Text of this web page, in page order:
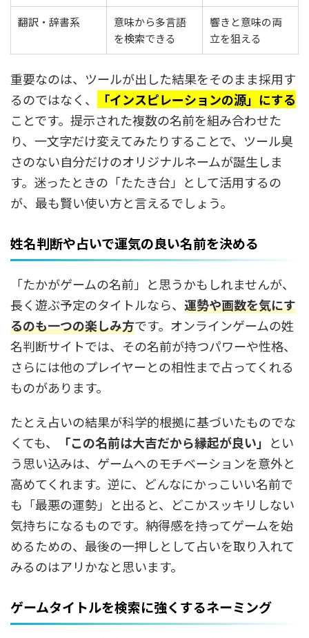
翻訳・辞書系
意味から多言語
を検索できる
響きと意味の両
立を狙える
重要なのは、ツールが出した結果をそのまま採用す
るのではなく、
「インスピレーションの源」にする
ことです。提示された複数の名前を組み合わせた
り、一文字だけ変えてみたりすることで、ツール臭
さのない自分だけのオリジナルネームが誕生しま
す。迷ったときの「たたき台」として活用するの
が、最も賢い使い方と言えるでしょう。
姓名判断や占いで運気の良い名前を決める
「たかがゲームの名前」と思うかもしれませんが、
長く遊ぶ予定のタイトルなら、 運勢や画数を気にす
るのも一つの楽しみ方です。オンラインゲームの姓
名判断サイトでは、その名前が持つパワーや性格、
さらには他のプレイヤーとの相性まで占ってくれる
ものがあります。
たとえ占いの結果が科学的根拠に基づいたものでな
くても、
「この名前は大吉だから縁起が良い」 とい
う思い込みは、ゲームへのモチベーションを意外と
高めてくれます。逆に、どんなにかっこいい名前で
も「最悪の運勢」と出ると、どこかスッキリしない
気持ちになるものです。納得感を持ってゲームを始
めるための、最後の一押しとして占いを取り入れて
みるのはアリかなと思います。
ゲームタイトルを検索に強くするネーミング